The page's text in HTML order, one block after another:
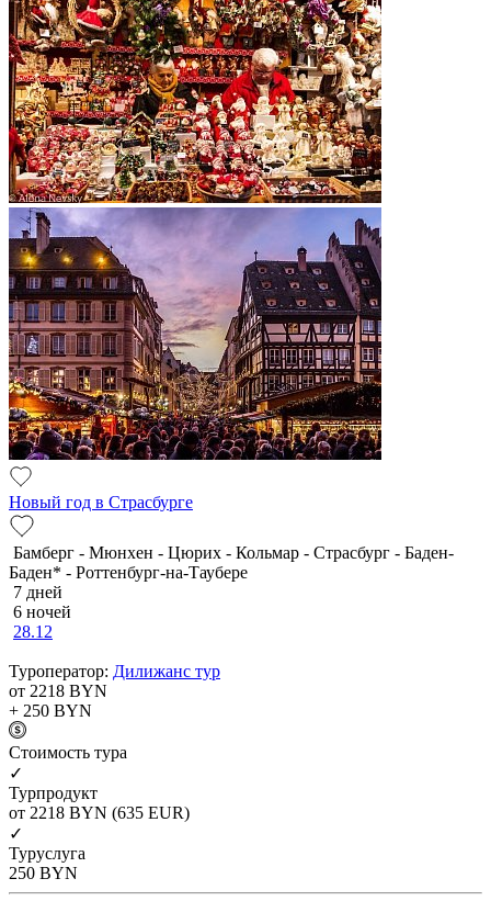
Новый год в Страсбурге
Бамберг - Мюнхен - Цюрих - Кольмар - Страсбург - Баден-
Баден* - Роттенбург-на-Таубере
7 дней
6 ночей
28.12
Туроператор: Дилижанс тур
от 2218 BYN
+ 250 BYN
Cтоимость тура
✓
Турпродукт
от 2218 BYN (635 EUR)
✓
Туруслуга
250 BYN